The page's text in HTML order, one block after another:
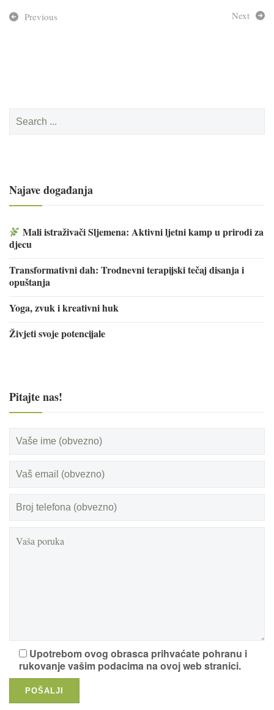
Previous Next
for:
Najave događanja
Mali istraživači Sljemena: Aktivni ljetni kamp u prirodi za
djecu
Transformativni dah: Trodnevni terapijski tečaj disanja i
opuštanja
Yoga, zvuk i kreativni huk
Živjeti svoje potencijale
Pitajte nas!
Upotrebom ovog obrasca prihvaćate pohranu i
rukovanje vašim podacima na ovoj web stranici.